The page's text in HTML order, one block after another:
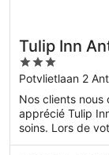
Tulip Inn
3
out
of
5
Potvlietlaan 2
Nos clients
apprécié Tulip
soins. Lors de
minutes de